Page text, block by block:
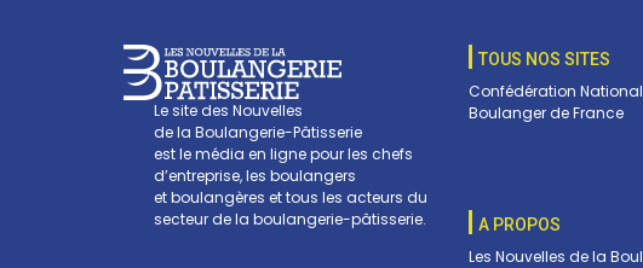
Le site des Nouvelles
de la Boulangerie-Pâtisserie
est le média en ligne pour les chefs
d’entreprise, les boulangers
et boulangères et tous les acteurs du
secteur de la boulangerie-pâtisserie.
TOUS NOS SITES
Confédération
Boulanger de France
A PROPOS
Les Nouvelles de la